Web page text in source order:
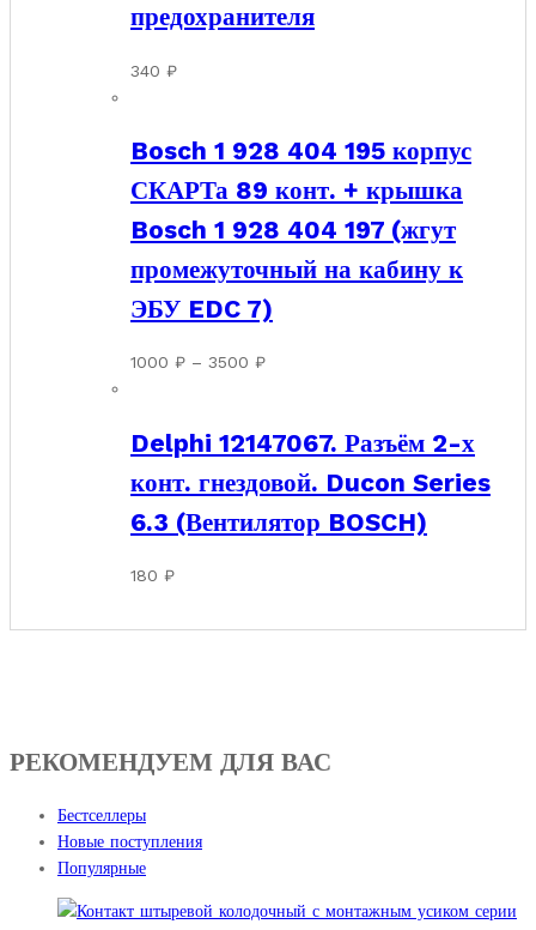
предохранителя
340 ₽
Bosch 1 928 404 195 корпус
СКАРТа 89 конт. + крышка
Bosch 1 928 404 197 (жгут
промежуточный на кабину к
ЭБУ EDC 7)
1000 ₽ – 3500 ₽Диапазон
–
Delphi 12147067. Разъём 2-х
конт. гнездовой. Ducon Series
6.3 (Вентилятор BOSCH)
180 ₽
РЕКОМЕНДУЕМ ДЛЯ ВАС
Бестселлеры
Новые поступления
Популярные